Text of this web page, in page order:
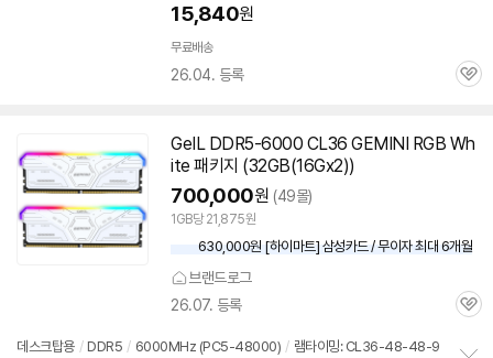
15,840원
무료배송
26.04. 등록
관
GeIL DDR5-6000 CL36 GEMINI RGB Wh
ite 패키지 (32GB(16Gx2))
700,000원 (49몰)
1GB당 21,875원
630,000원 [하이마트] 삼성카드 / 무이자 최대 6개월
브랜드로그
26.07. 등록
관
데스크탑용 / DDR5 / 6000MHz (PC5-48000) / 램타이밍: CL36-48-48-9